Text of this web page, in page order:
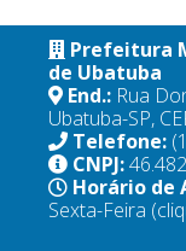
Prefeitura
de Ubatuba
End.: Rua
Ubatuba-SP,
Telefone:
CNPJ:
Horário de
Sexta-Feira